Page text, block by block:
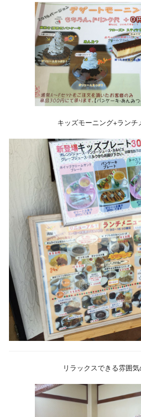
キッズモーニング+ランチ
リラックスできる雰囲